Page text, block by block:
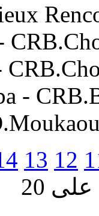
2011
OMAR
15
16
17